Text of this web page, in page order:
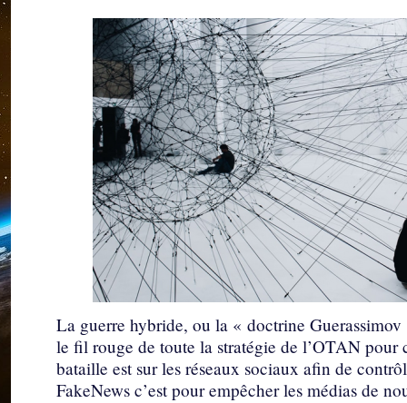
La guerre hybride, ou la « doctrine
le fil rouge de toute la stratégie de l’OTAN
bataille est sur les réseaux sociaux afin de
FakeNews c’est pour empêcher les médias de